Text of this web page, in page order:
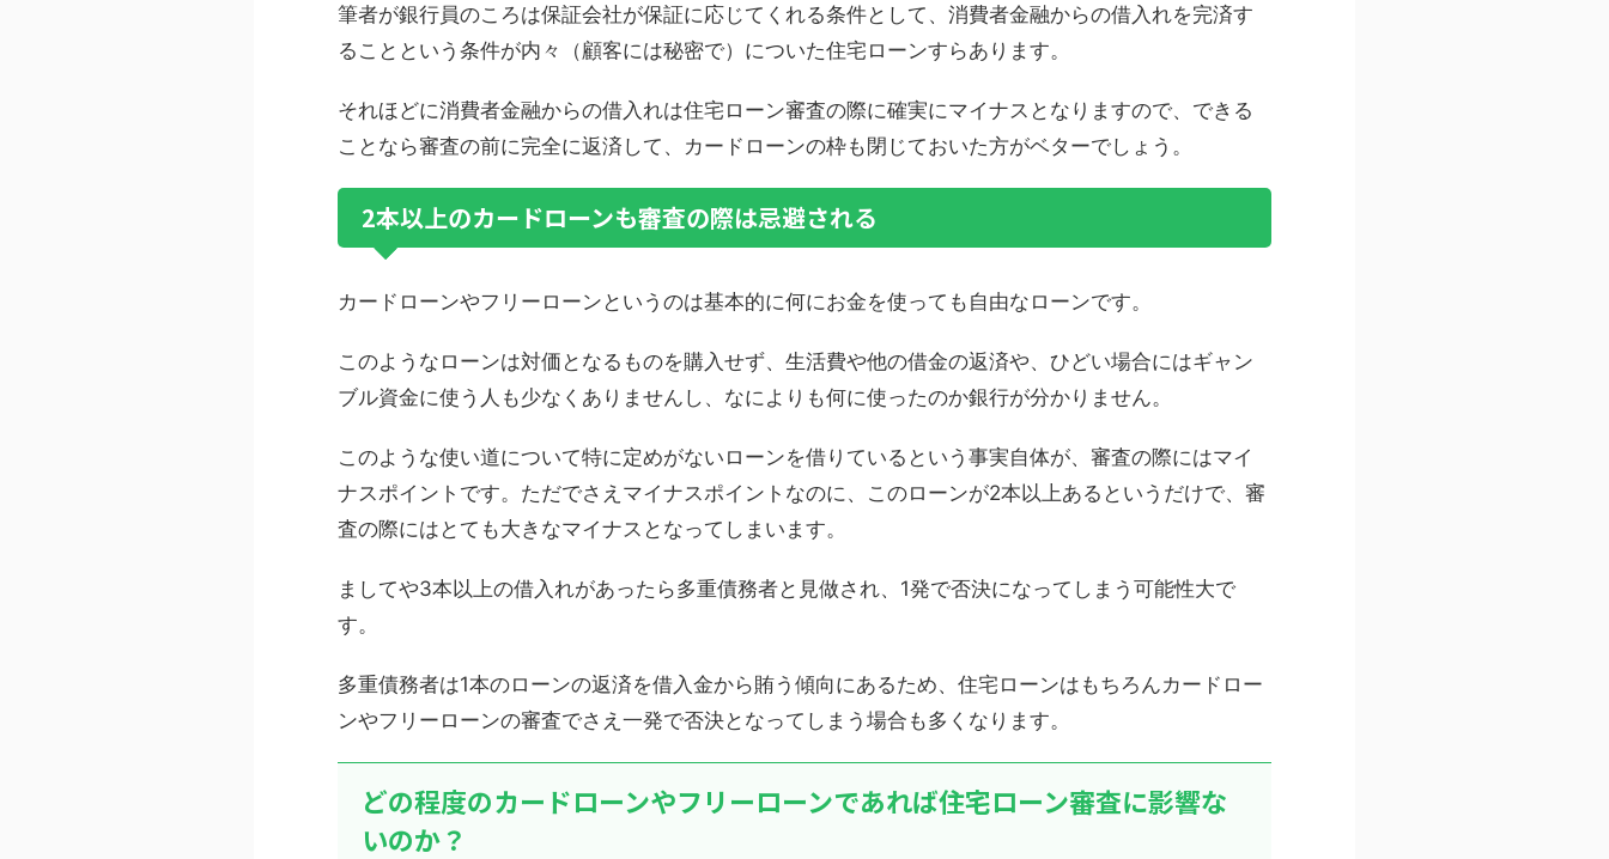
筆者が銀行員のころは保証会社が保証に応じてくれる条件として、消費者金融からの借入れを完済す
ることという条件が内々（顧客には秘密で）についた住宅ローンすらあります。
それほどに消費者金融からの借入れは住宅ローン審査の際に確実にマイナスとなりますので、できる
ことなら審査の前に完全に返済して、カードローンの枠も閉じておいた方がベターでしょう。
2本以上のカードローンも審査の際は忌避される
カードローンやフリーローンというのは基本的に何にお金を使っても自由なローンです。
このようなローンは対価となるものを購入せず、生活費や他の借金の返済や、ひどい場合にはギャン
ブル資金に使う人も少なくありませんし、なによりも何に使ったのか銀行が分かりません。
このような使い道について特に定めがないローンを借りているという事実自体が、審査の際にはマイ
ナスポイントです。ただでさえマイナスポイントなのに、このローンが2本以上あるというだけで、審
査の際にはとても大きなマイナスとなってしまいます。
ましてや3本以上の借入れがあったら多重債務者と見做され、1発で否決になってしまう可能性大で
す。
多重債務者は1本のローンの返済を借入金から賄う傾向にあるため、住宅ローンはもちろんカードロー
ンやフリーローンの審査でさえ一発で否決となってしまう場合も多くなります。
どの程度のカードローンやフリーローンであれば住宅ローン審査に影響な
いのか？